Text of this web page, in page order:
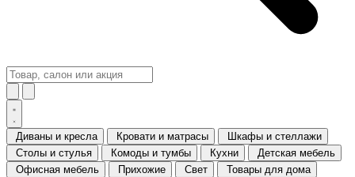
Диваны и кресла Кровати и матрасы
Шкафы и стеллажи
Столы и стулья
Комоды и тумбы Кухни
Детская мебель
Офисная мебель
Прихожие Свет
Товары для дома